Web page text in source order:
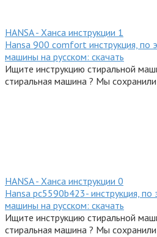
HANSA - Ханса инструкции 1
Hansa 900 comfort инструкция, по
машины на русском: скачать
Ищите инструкцию стиральной
стиральная машина ? Мы
HANSA - Ханса инструкции 0
Hansa pc5590b423- инструкция, по
машины на русском: скачать
Ищите инструкцию стиральной
стиральная машина ? Мы